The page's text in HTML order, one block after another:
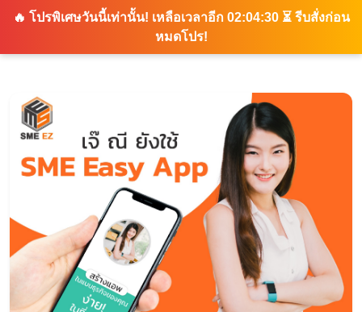
🔥 โปรพิเศษวันนี้เท่านั้น! เหลือเวลาอีก 02:04:29⏳ รีบสั่งก่อน
หมดโปร!